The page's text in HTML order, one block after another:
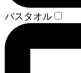
バスタオル